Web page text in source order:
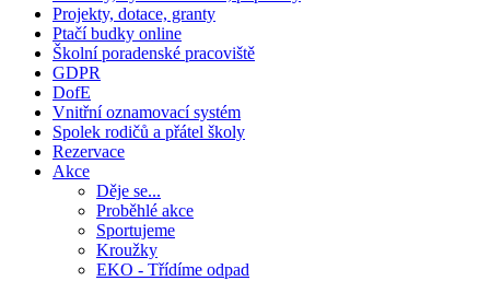
Projekty, dotace, granty
Ptačí budky online
Školní poradenské pracoviště
GDPR
DofE
Vnitřní oznamovací systém
Spolek rodičů a přátel školy
Rezervace
Akce
Děje se...
Proběhlé akce
Sportujeme
Kroužky
EKO - Třídíme odpad